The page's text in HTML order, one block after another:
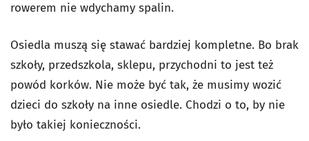
rowerem nie wdychamy spalin.
Osiedla muszą się stawać bardziej kompletne. Bo brak
szkoły, przedszkola, sklepu, przychodni to jest też
powód korków. Nie może być tak, że musimy wozić
dzieci do szkoły na inne osiedle. Chodzi o to, by nie
było takiej konieczności.